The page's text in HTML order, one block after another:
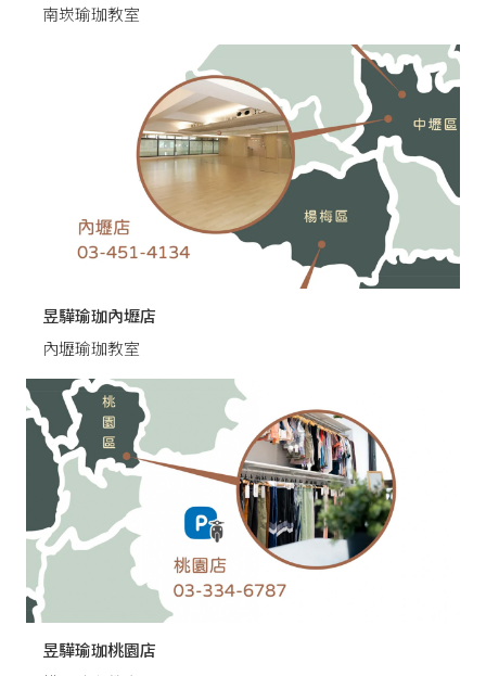
南崁瑜珈教室
昱驊瑜珈內壢店
內壢瑜珈教室
昱驊瑜珈桃園店